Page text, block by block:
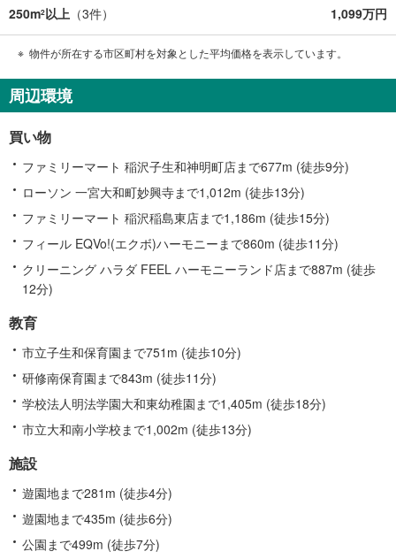
250m2以上 （3件） 1,099万円
物件が所在する市区町村を対象とした平均価格を表示しています。
周辺環境
買い物
ファミリーマート 稲沢子生和神明町店まで677m (徒歩9分)
ローソン 一宮大和町妙興寺まで1,012m (徒歩13分)
ファミリーマート 稲沢稲島東店まで1,186m (徒歩15分)
フィール EQVo!(エクボ)ハーモニーまで860m (徒歩11分)
クリーニング ハラダ FEEL ハーモニーランド店まで887m (徒歩
12分)
教育
市立子生和保育園まで751m (徒歩10分)
研修南保育園まで843m (徒歩11分)
学校法人明法学園大和東幼稚園まで1,405m (徒歩18分)
市立大和南小学校まで1,002m (徒歩13分)
施設
遊園地まで281m (徒歩4分)
遊園地まで435m (徒歩6分)
公園まで499m (徒歩7分)